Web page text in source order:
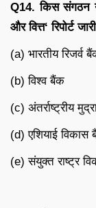
Q14.किस संगठन ने
और वित्त‘रिपोर्ट
(a) भारतीय रिजर्व
(b) विश्व बैंक
(c) अंतर्राष्ट्रीय
(d) एशियाई विकास
(e) संयुक्त राष्ट्र